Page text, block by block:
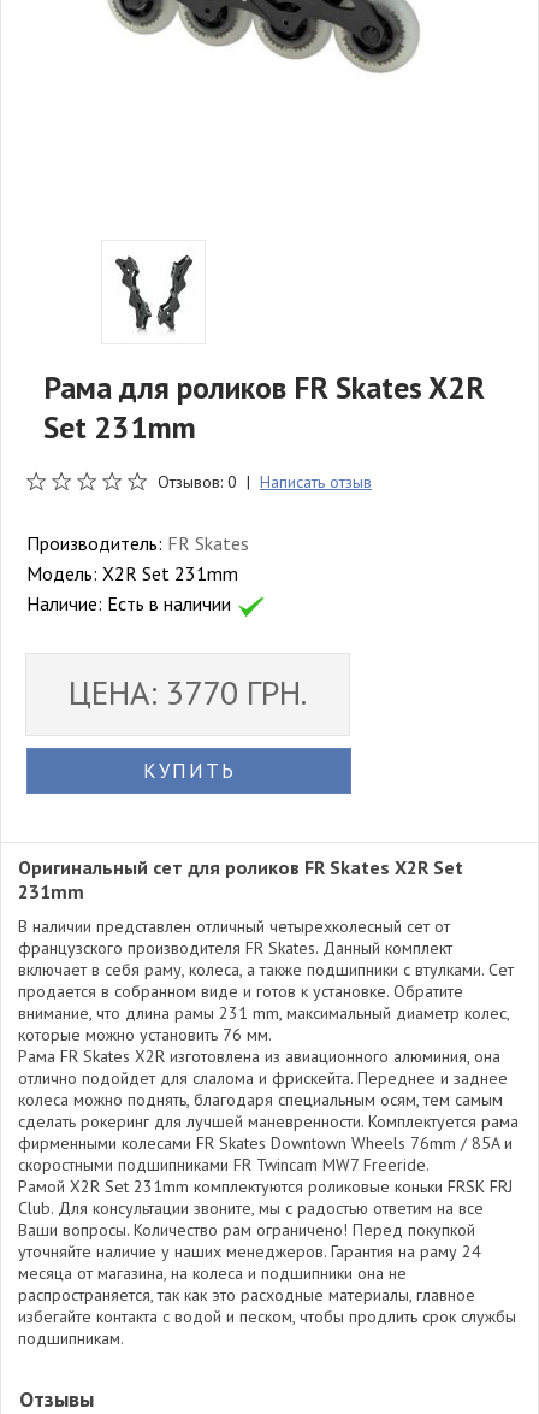
Рама для роликов FR Skates X2R
Set 231mm
Отзывов: 0 | Написать отзыв
Производитель: FR Skates
Модель: X2R Set 231mm
Наличие: Есть в наличии
ЦЕНА: 3770 ГРН.
КУПИТЬ
Оригинальный сет для роликов FR Skates X2R Set
231mm
В наличии представлен отличный четырехколесный сет от
французского производителя FR Skates. Данный комплект
включает в себя раму, колеса, а также подшипники с втулками. Сет
продается в собранном виде и готов к установке. Обратите
внимание, что длина рамы 231 mm, максимальный диаметр колес,
которые можно установить 76 мм.
Рама FR Skates X2R изготовлена из авиационного алюминия, она
отлично подойдет для слалома и фрискейта. Переднее и заднее
колеса можно поднять, благодаря специальным осям, тем самым
сделать рокеринг для лучшей маневренности. Комплектуется рама
фирменными колесами FR Skates Downtown Wheels 76mm / 85A и
скоростными подшипниками FR Twincam MW7 Freeride.
Рамой X2R Set 231mm комплектуются роликовые коньки FRSK FRJ
Club. Для консультации звоните, мы с радостью ответим на все
Ваши вопросы. Количество рам ограничено! Перед покупкой
уточняйте наличие у наших менеджеров. Гарантия на раму 24
месяца от магазина, на колеса и подшипники она не
распространяется, так как это расходные материалы, главное
избегайте контакта с водой и песком, чтобы продлить срок службы
подшипникам.
Отзывы